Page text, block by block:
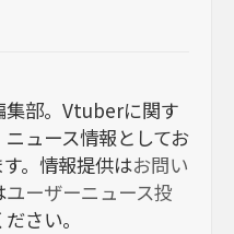
部。Vtuberに関す
ュース情報としてお
。情報提供はお問い
ユーザーニュース投
さい。